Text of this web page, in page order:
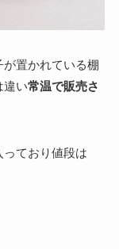
置かれている棚
違い常温で販売さ
ており値段は